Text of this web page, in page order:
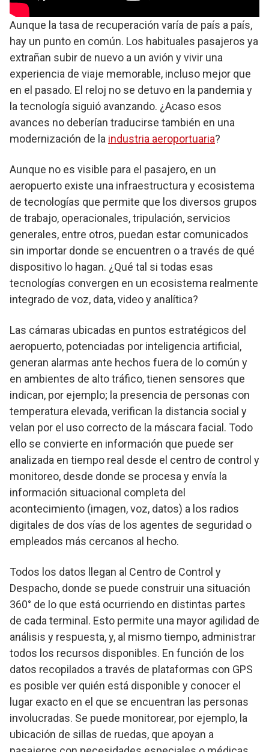
Aunque la tasa de recuperación varía de país a país,
hay un punto en común. Los habituales pasajeros ya
extrañan subir de nuevo a un avión y vivir una
experiencia de viaje memorable, incluso mejor que
en el pasado. El reloj no se detuvo en la pandemia y
la tecnología siguió avanzando. ¿Acaso esos
avances no deberían traducirse también en una
modernización de la industria aeroportuaria?
Aunque no es visible para el pasajero, en un
aeropuerto existe una infraestructura y ecosistema
de tecnologías que permite que los diversos grupos
de trabajo, operacionales, tripulación, servicios
generales, entre otros, puedan estar comunicados
sin importar donde se encuentren o a través de qué
dispositivo lo hagan. ¿Qué tal si todas esas
tecnologías convergen en un ecosistema realmente
integrado de voz, data, video y analítica?
Las cámaras ubicadas en puntos estratégicos del
aeropuerto, potenciadas por inteligencia artificial,
generan alarmas ante hechos fuera de lo común y
en ambientes de alto tráfico, tienen sensores que
indican, por ejemplo; la presencia de personas con
temperatura elevada, verifican la distancia social y
velan por el uso correcto de la máscara facial. Todo
ello se convierte en información que puede ser
analizada en tiempo real desde el centro de control y
monitoreo, desde donde se procesa y envía la
información situacional completa del
acontecimiento (imagen, voz, datos) a los radios
digitales de dos vías de los agentes de seguridad o
empleados más cercanos al hecho.
Todos los datos llegan al Centro de Control y
Despacho, donde se puede construir una situación
360° de lo que está ocurriendo en distintas partes
de cada terminal. Esto permite una mayor agilidad de
análisis y respuesta, y, al mismo tiempo, administrar
todos los recursos disponibles. En función de los
datos recopilados a través de plataformas con GPS
es posible ver quién está disponible y conocer el
lugar exacto en el que se encuentran las personas
involucradas. Se puede monitorear, por ejemplo, la
ubicación de sillas de ruedas, que apoyan a